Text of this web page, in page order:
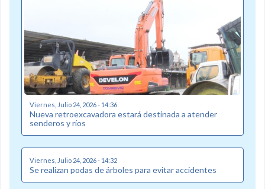
Viernes, Julio 24, 2026 - 14:36
Nueva retroexcavadora estará destinada a atender
senderos y ríos
Viernes, Julio 24, 2026 - 14:32
Se realizan podas de árboles para evitar accidentes